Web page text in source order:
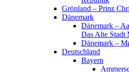
Grönland – Prinz
Dänemark
Dänemark –
Das Alte Stadt
Dänemark –
Deutschland
Bayern